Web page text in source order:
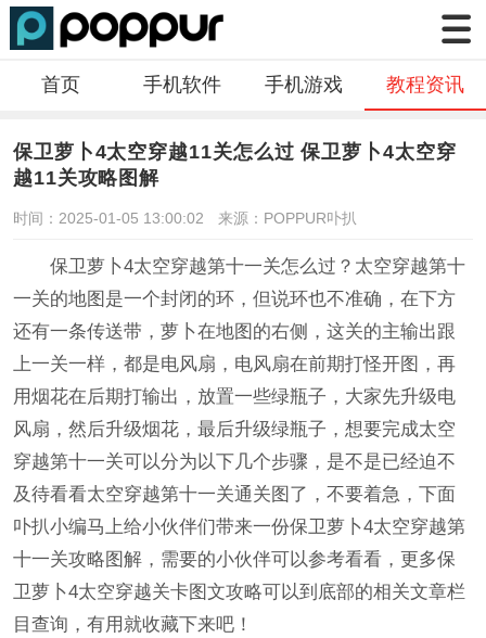
首页 手机软件 手机游戏 教程资讯
保卫萝卜4太空穿越11关怎么过 保卫萝卜4太空穿
越11关攻略图解
时间：2025-01-05 13:00:02 来源：POPPUR卟扒
保卫萝卜4太空穿越第十一关怎么过？太空穿越第十
一关的地图是一个封闭的环，但说环也不准确，在下方
还有一条传送带，萝卜在地图的右侧，这关的主输出跟
上一关一样，都是电风扇，电风扇在前期打怪开图，再
用烟花在后期打输出，放置一些绿瓶子，大家先升级电
风扇，然后升级烟花，最后升级绿瓶子，想要完成太空
穿越第十一关可以分为以下几个步骤，是不是已经迫不
及待看看太空穿越第十一关通关图了，不要着急，下面
卟扒小编马上给小伙伴们带来一份保卫萝卜4太空穿越第
十一关攻略图解，需要的小伙伴可以参考看看，更多保
卫萝卜4太空穿越关卡图文攻略可以到底部的相关文章栏
目查询，有用就收藏下来吧！